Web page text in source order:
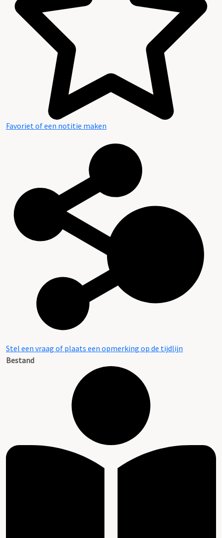
Favoriet of een notitie maken
Stel een vraag of plaats een opmerking op de tijdlijn
Bestand